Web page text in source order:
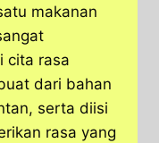
makanan
cita rasa
dari bahan
serta diisi
rasa yang